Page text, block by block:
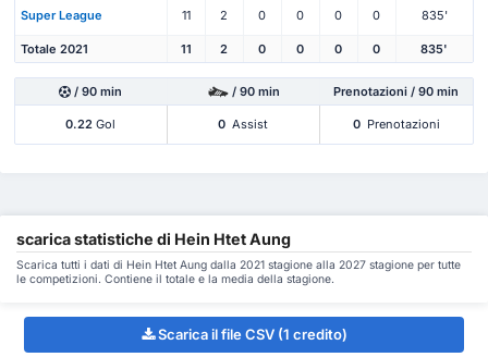
Super League 11 2 0 0 0 0 835'
Totale 2021 11 2 0 0 0 0 835'
/ 90 min / 90 min Prenotazioni / 90 min
0.22 Gol 0 Assist 0 Prenotazioni
scarica statistiche di Hein Htet Aung
Scarica tutti i dati di Hein Htet Aung dalla 2021 stagione alla 2027 stagione per tutte
le competizioni. Contiene il totale e la media della stagione.
Scarica il file CSV (1 credito)